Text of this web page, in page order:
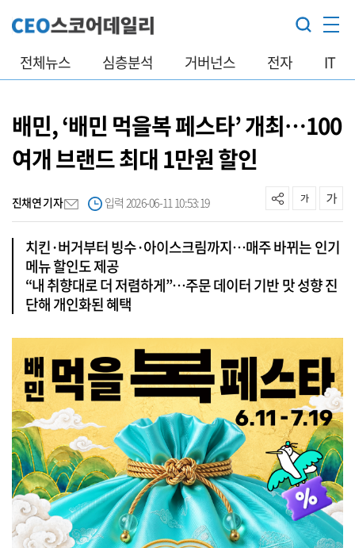
전체뉴스 심층분석 거버넌스 전자 IT
배민, ‘배민 먹을복 페스타’ 개최…100
여개 브랜드 최대 1만원 할인
진채연 기자 입력 2026-06-11 10:53:19
치킨·버거부터 빙수·아이스크림까지…매주 바뀌는 인기
메뉴 할인도 제공
“내 취향대로 더 저렴하게”…주문 데이터 기반 맛 성향 진
단해 개인화된 혜택